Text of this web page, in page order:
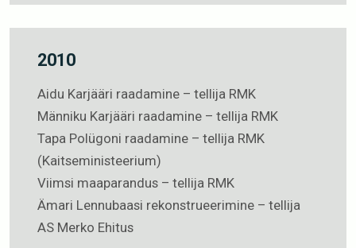
2010
Aidu Karjääri raadamine – tellija RMK
Männiku Karjääri raadamine – tellija RMK
Tapa Polügoni raadamine – tellija RMK
(Kaitseministeerium)
Viimsi maaparandus – tellija RMK
Ämari Lennubaasi rekonstrueerimine – tellija
AS Merko Ehitus